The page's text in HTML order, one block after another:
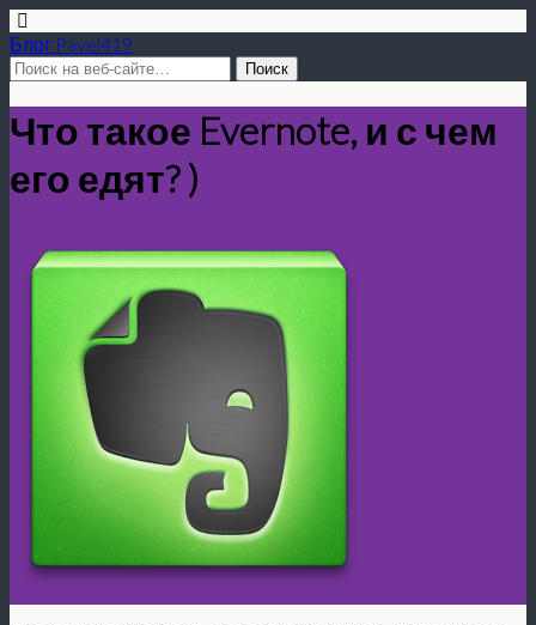
Блог Pavel419
Что такое Evernote, и с чем
его едят? )